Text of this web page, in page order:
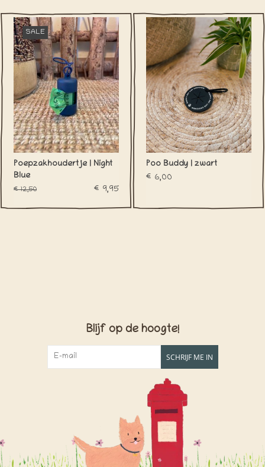
SALE
Poepzakhoudertje | Night
Blue
€12,50 €9,95
Poo Buddy | zwart
€6,00
Blijf op de hoogte!
SCHRIJF ME IN